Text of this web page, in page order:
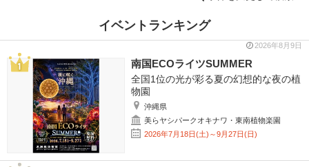
イベントランキング
2026年8月9日
南国ECOライツSUMMER
全国1位の光が彩る夏の幻想的な夜の植
物園
沖縄県
美らヤシパークオキナワ・東南植物楽園
2026年7月18日(土)～9月27日(日)